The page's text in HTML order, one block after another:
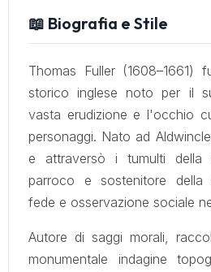
📖 Biografia e Stile
Thomas Fuller (1608–1661)
storico inglese noto per il
vasta erudizione e l'occhio
personaggi. Nato ad
e attraversò i tumulti della
parroco e sostenitore della
fede e osservazione sociale
Autore di saggi morali,
monumentale indagine